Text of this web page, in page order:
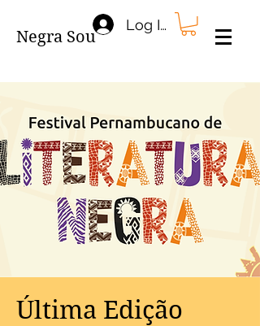
Negra Sou
Log In
Última Edição